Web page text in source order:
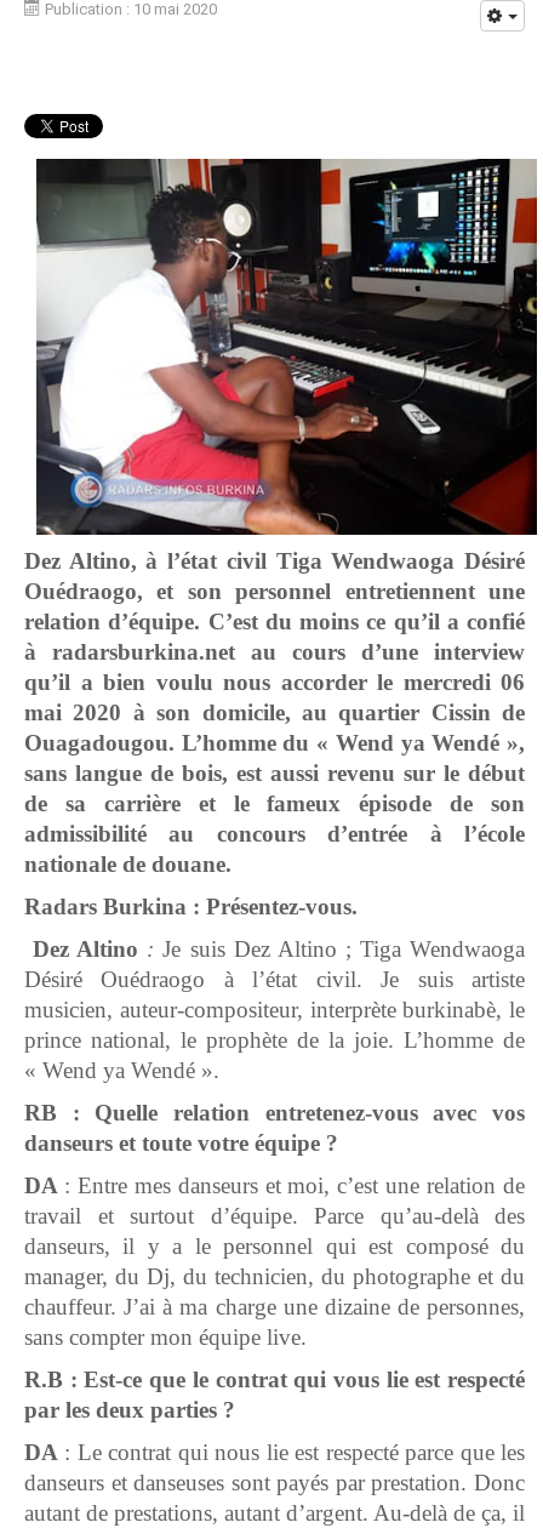
Publication : 10 mai 2020
Dez Altino, à l’état civil Tiga Wendwaoga Désiré
Ouédraogo, et son personnel entretiennent une
relation d’équipe. C’est du moins ce qu’il a confié
à radarsburkina.net au cours d’une interview
qu’il a bien voulu nous accorder le mercredi 06
mai 2020 à son domicile, au quartier Cissin de
Ouagadougou. L’homme du « Wend ya Wendé »,
sans langue de bois, est aussi revenu sur le début
de sa carrière et le fameux épisode de son
admissibilité au concours d’entrée à l’école
nationale de douane.
Radars Burkina : Présentez-vous.
Dez Altino :Je suis Dez Altino ; Tiga Wendwaoga
Désiré Ouédraogo à l’état civil. Je suis artiste
musicien, auteur-compositeur, interprète burkinabè, le
prince national, le prophète de la joie. L’homme de
« Wend ya Wendé ».
RB : Quelle relation entretenez-vous avec vos
danseurs et toute votre équipe ?
DA : Entre mes danseurs et moi, c’est une relation de
travail et surtout d’équipe. Parce qu’au-delà des
danseurs, il y a le personnel qui est composé du
manager, du Dj, du technicien, du photographe et du
chauffeur. J’ai à ma charge une dizaine de personnes,
sans compter mon équipe live.
R.B : Est-ce que le contrat qui vous lie est respecté
par les deux parties ?
DA : Le contrat qui nous lie est respecté parce que les
danseurs et danseuses sont payés par prestation. Donc
autant de prestations, autant d’argent. Au-delà de ça, il